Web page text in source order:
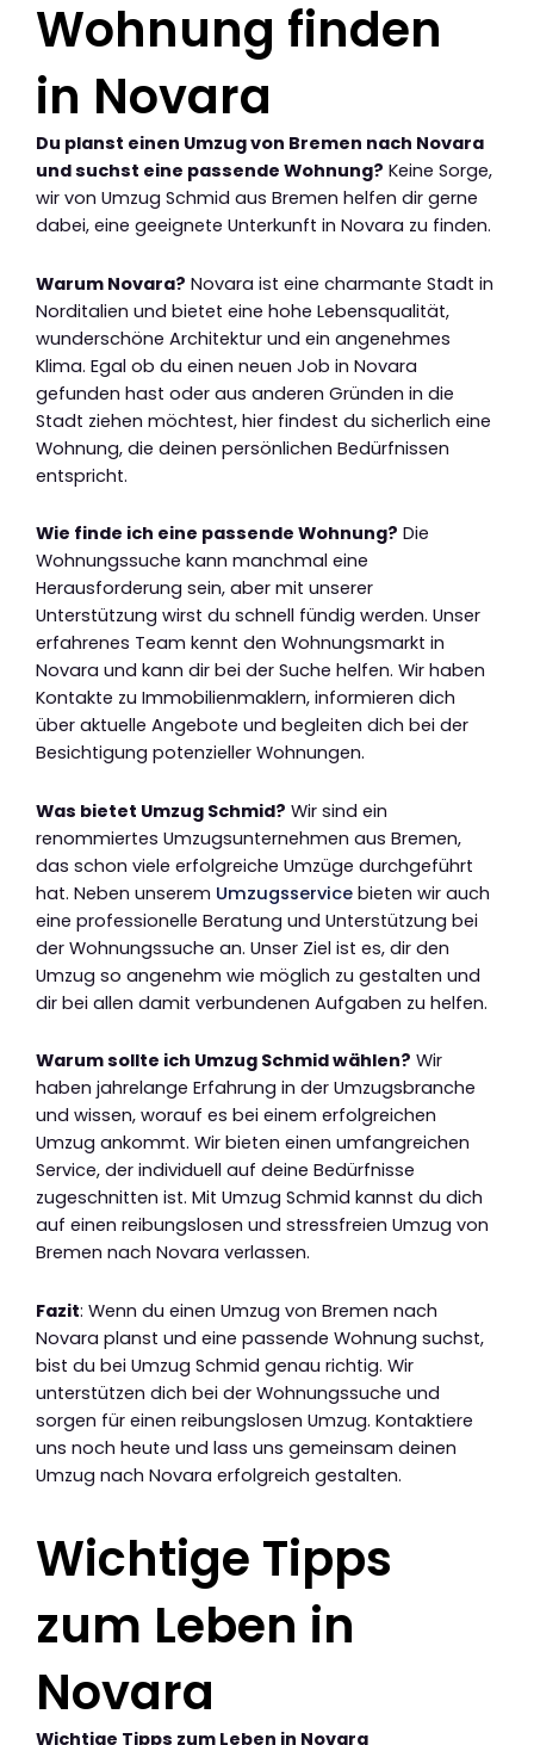
Wohnung finden
in Novara
Du planst einen Umzug von Bremen nach Novara
und suchst eine passende Wohnung? Keine Sorge,
wir von Umzug Schmid aus Bremen helfen dir gerne
dabei, eine geeignete Unterkunft in Novara zu finden.
Warum Novara? Novara ist eine charmante Stadt in
Norditalien und bietet eine hohe Lebensqualität,
wunderschöne Architektur und ein angenehmes
Klima. Egal ob du einen neuen Job in Novara
gefunden hast oder aus anderen Gründen in die
Stadt ziehen möchtest, hier findest du sicherlich eine
Wohnung, die deinen persönlichen Bedürfnissen
entspricht.
Wie finde ich eine passende Wohnung? Die
Wohnungssuche kann manchmal eine
Herausforderung sein, aber mit unserer
Unterstützung wirst du schnell fündig werden. Unser
erfahrenes Team kennt den Wohnungsmarkt in
Novara und kann dir bei der Suche helfen. Wir haben
Kontakte zu Immobilienmaklern, informieren dich
über aktuelle Angebote und begleiten dich bei der
Besichtigung potenzieller Wohnungen.
Was bietet Umzug Schmid? Wir sind ein
renommiertes Umzugsunternehmen aus Bremen,
das schon viele erfolgreiche Umzüge durchgeführt
hat. Neben unserem Umzugsservice bieten wir auch
eine professionelle Beratung und Unterstützung bei
der Wohnungssuche an. Unser Ziel ist es, dir den
Umzug so angenehm wie möglich zu gestalten und
dir bei allen damit verbundenen Aufgaben zu helfen.
Warum sollte ich Umzug Schmid wählen? Wir
haben jahrelange Erfahrung in der Umzugsbranche
und wissen, worauf es bei einem erfolgreichen
Umzug ankommt. Wir bieten einen umfangreichen
Service, der individuell auf deine Bedürfnisse
zugeschnitten ist. Mit Umzug Schmid kannst du dich
auf einen reibungslosen und stressfreien Umzug von
Bremen nach Novara verlassen.
Fazit: Wenn du einen Umzug von Bremen nach
Novara planst und eine passende Wohnung suchst,
bist du bei Umzug Schmid genau richtig. Wir
unterstützen dich bei der Wohnungssuche und
sorgen für einen reibungslosen Umzug. Kontaktiere
uns noch heute und lass uns gemeinsam deinen
Umzug nach Novara erfolgreich gestalten.
Wichtige Tipps
zum Leben in
Novara
Wichtige Tipps zum Leben in Novara